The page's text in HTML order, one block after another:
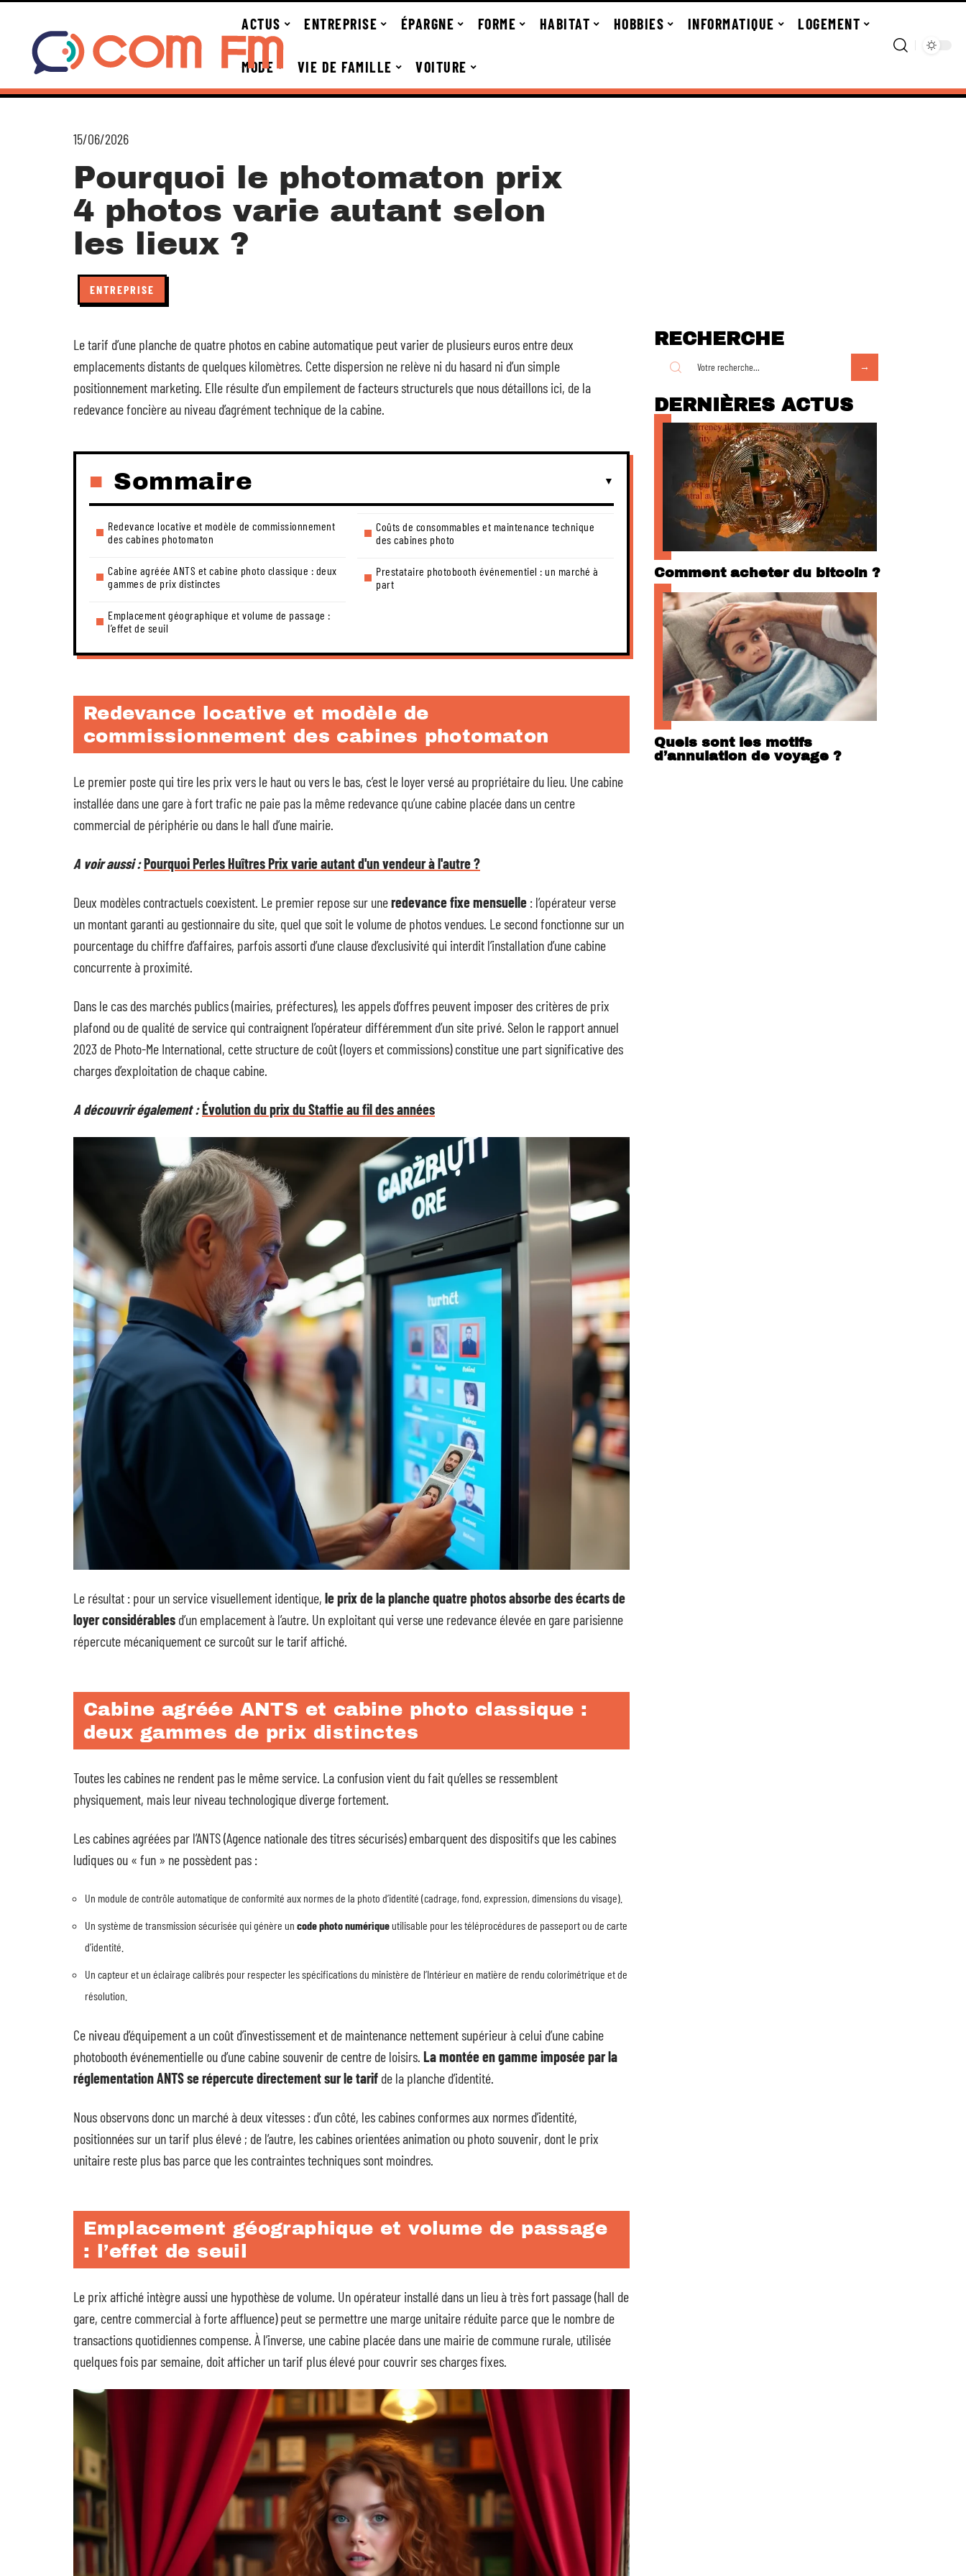
ACTUS ENTREPRISE ÉPARGNE FORME HABITAT HOBBIES INFORMATIQUE LOGEMENT
MODE VIE DE FAMILLE VOITURE
15/06/2026
Pourquoi le photomaton prix
4 photos varie autant selon
les lieux ?
ENTREPRISE
Le tarif d’une planche de quatre photos en cabine automatique peut varier de plusieurs euros entre deux
emplacements distants de quelques kilomètres. Cette dispersion ne relève ni du hasard ni d’un simple
positionnement marketing. Elle résulte d’un empilement de facteurs structurels que nous détaillons ici, de la
redevance foncière au niveau d’agrément technique de la cabine.
Sommaire
Redevance locative et modèle de commissionnement
des cabines photomaton
Cabine agréée ANTS et cabine photo classique : deux
gammes de prix distinctes
Emplacement géographique et volume de passage :
l’effet de seuil
Coûts de consommables et maintenance technique
des cabines photo
Prestataire photobooth événementiel : un marché à
part
Redevance locative et modèle de
commissionnement des cabines photomaton
Le premier poste qui tire les prix vers le haut ou vers le bas, c’est le loyer versé au propriétaire du lieu. Une cabine
installée dans une gare à fort trafic ne paie pas la même redevance qu’une cabine placée dans un centre
commercial de périphérie ou dans le hall d’une mairie.
A voir aussi :Pourquoi Perles Huîtres Prix varie autant d'un vendeur à l'autre ?
Deux modèles contractuels coexistent. Le premier repose sur uneredevance fixe mensuelle : l’opérateur verse
un montant garanti au gestionnaire du site, quel que soit le volume de photos vendues. Le second fonctionne sur un
pourcentage du chiffre d’affaires, parfois assorti d’une clause d’exclusivité qui interdit l’installation d’une cabine
concurrente à proximité.
Dans le cas des marchés publics (mairies, préfectures), les appels d’offres peuvent imposer des critères de prix
plafond ou de qualité de service qui contraignent l’opérateur différemment d’un site privé. Selon le rapport annuel
2023 de Photo-Me International, cette structure de coût (loyers et commissions) constitue une part significative des
charges d’exploitation de chaque cabine.
A découvrir également :Évolution du prix du Staffie au fil des années
Le résultat : pour un service visuellement identique, le prix de la planche quatre photos absorbe des écarts de
loyer considérables d’un emplacement à l’autre. Un exploitant qui verse une redevance élevée en gare parisienne
répercute mécaniquement ce surcoût sur le tarif affiché.
Cabine agréée ANTS et cabine photo classique :
deux gammes de prix distinctes
Toutes les cabines ne rendent pas le même service. La confusion vient du fait qu’elles se ressemblent
physiquement, mais leur niveau technologique diverge fortement.
Les cabines agréées par l’ANTS (Agence nationale des titres sécurisés) embarquent des dispositifs que les cabines
ludiques ou « fun » ne possèdent pas :
Un module de contrôle automatique de conformité aux normes de la photo d’identité (cadrage, fond, expression, dimensions du visage).
Un système de transmission sécurisée qui génère un code photo numériqueutilisable pour les téléprocédures de passeport ou de carte
d’identité.
Un capteur et un éclairage calibrés pour respecter les spécifications du ministère de l’Intérieur en matière de rendu colorimétrique et de
résolution.
Ce niveau d’équipement a un coût d’investissement et de maintenance nettement supérieur à celui d’une cabine
photobooth événementielle ou d’une cabine souvenir de centre de loisirs. La montée en gamme imposée par la
réglementation ANTS se répercute directement sur le tarif de la planche d’identité.
Nous observons donc un marché à deux vitesses : d’un côté, les cabines conformes aux normes d’identité,
positionnées sur un tarif plus élevé ; de l’autre, les cabines orientées animation ou photo souvenir, dont le prix
unitaire reste plus bas parce que les contraintes techniques sont moindres.
Emplacement géographique et volume de passage
: l’effet de seuil
Le prix affiché intègre aussi une hypothèse de volume. Un opérateur installé dans un lieu à très fort passage (hall de
gare, centre commercial à forte affluence) peut se permettre une marge unitaire réduite parce que le nombre de
transactions quotidiennes compense. À l’inverse, une cabine placée dans une mairie de commune rurale, utilisée
quelques fois par semaine, doit afficher un tarif plus élevé pour couvrir ses charges fixes.
RECHERCHE
DERNIÈRES ACTUS
Comment acheter du bitcoin ?
Quels sont les motifs
d’annulation de voyage ?